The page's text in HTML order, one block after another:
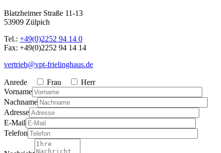
Blatzheimer Straße 11-13
53909 Zülpich
Tel.: +49(0)2252 94 14 0
Fax: +49(0)2252 94 14 14
vertrieb@vpt-frielinghaus.de
Anrede Frau
Herr
Vorname
Nachname
Adresse
E-Mail
Telefon